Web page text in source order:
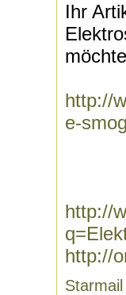
Ihr
http://
e-
http://
http://
Starmail